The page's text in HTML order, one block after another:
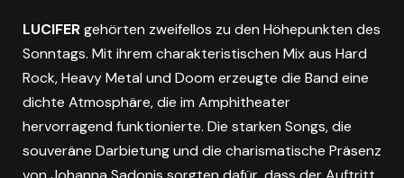
LUCIFERgehörten zweifellos zu den Höhepunkten des
Sonntags. Mit ihrem charakteristischen Mix aus Hard
Rock, Heavy Metal und Doom erzeugte die Band eine
dichte Atmosphäre, die im Amphitheater
hervorragend funktionierte. Die starken Songs, die
souveräne Darbietung und die charismatische Präsenz